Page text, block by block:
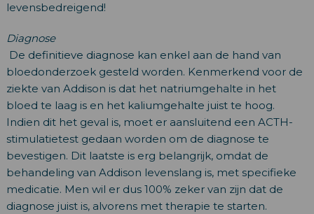
levensbedreigend!
Diagnose
De definitieve diagnose kan enkel aan de hand van
bloedonderzoek gesteld worden. Kenmerkend voor de
ziekte van Addison is dat het natriumgehalte in het
bloed te laag is en het kaliumgehalte juist te hoog.
Indien dit het geval is, moet er aansluitend een ACTH-
stimulatietest gedaan worden om de diagnose te
bevestigen. Dit laatste is erg belangrijk, omdat de
behandeling van Addison levenslang is, met specifieke
medicatie. Men wil er dus 100% zeker van zijn dat de
diagnose juist is, alvorens met therapie te starten.